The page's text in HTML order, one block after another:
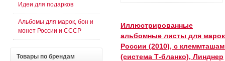
Иллюстрированные
альбомные листы для марок
России (2010), с
(система Т-бланко), Линднер
Идеи для подарков
Альбомы для марок, бон и
монет России и СССР
Товары по брендам